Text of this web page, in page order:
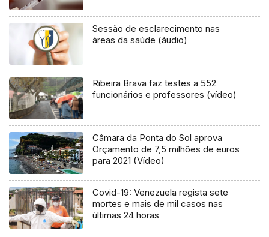
Sessão de esclarecimento nas
áreas da saúde (áudio)
Ribeira Brava faz testes a 552
funcionários e professores (vídeo)
Câmara da Ponta do Sol aprova
Orçamento de 7,5 milhões de euros
para 2021 (Vídeo)
Covid-19: Venezuela regista sete
mortes e mais de mil casos nas
últimas 24 horas